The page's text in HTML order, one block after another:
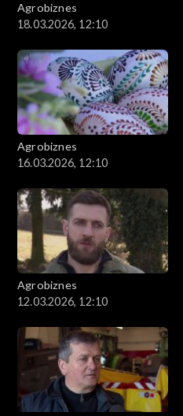
Agrobiznes
18.03.2026, 12:10
Agrobiznes
16.03.2026, 12:10
Agrobiznes
12.03.2026, 12:10